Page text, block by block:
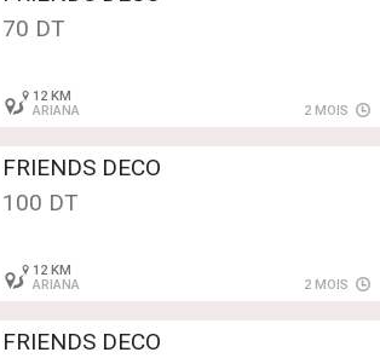
70 DT
12 KM
ARIANA
2 MOIS
FRIENDS DECO
100 DT
12 KM
ARIANA
2 MOIS
FRIENDS DECO